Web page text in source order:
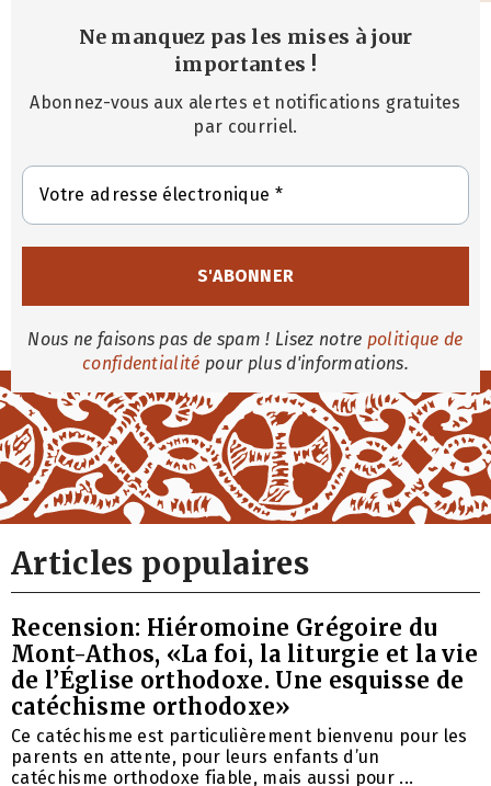
Ne manquez pas les mises à jour
importantes !
Abonnez-vous aux alertes et notifications gratuites
par courriel.
Nous ne faisons pas de spam ! Lisez notre politique de
confidentialité pour plus d'informations.
Articles populaires
Recension: Hiéromoine Grégoire du
Mont-Athos, «La foi, la liturgie et la vie
de l’Église orthodoxe. Une esquisse de
catéchisme orthodoxe»
Ce catéchisme est particulièrement bienvenu pour les
parents en attente, pour leurs enfants d’un
catéchisme orthodoxe fiable, mais aussi pour ...